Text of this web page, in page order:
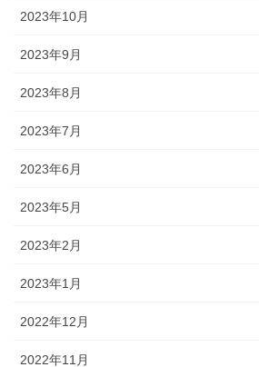
2023年10月
2023年9月
2023年8月
2023年7月
2023年6月
2023年5月
2023年2月
2023年1月
2022年12月
2022年11月